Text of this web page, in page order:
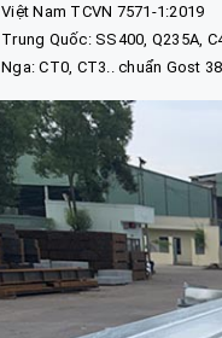
Việt Nam TCVN 7571-1:2019
Trung Quốc: SS400, Q235A,
Nga: CT0, CT3.. chuẩn Gost